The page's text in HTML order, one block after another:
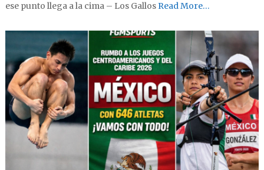
ese punto llega a la cima – Los GallosRead More…